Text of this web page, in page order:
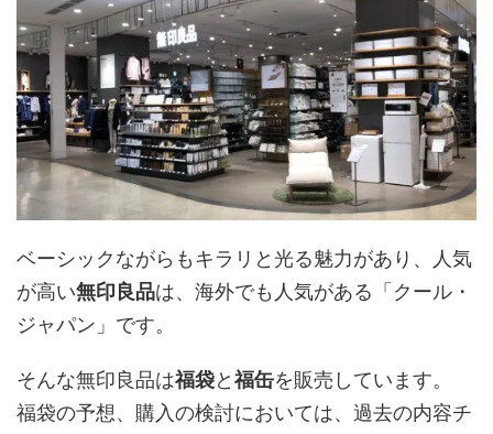
ベーシックながらもキラリと光る魅力があり、人気
が高い無印良品は、海外でも人気がある「クール・
ジャパン」です。
そんな無印良品は福袋と 福缶を販売しています。
福袋の予想、購入の検討においては、過去の内容チ